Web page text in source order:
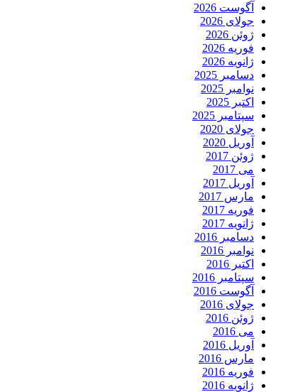
آگوست 2026
جولای 2026
ژوئن 2026
فوریه 2026
ژانویه 2026
دسامبر 2025
نوامبر 2025
اکتبر 2025
سپتامبر 2025
جولای 2020
آوریل 2020
ژوئن 2017
می 2017
آوریل 2017
مارس 2017
فوریه 2017
ژانویه 2017
دسامبر 2016
نوامبر 2016
اکتبر 2016
سپتامبر 2016
آگوست 2016
جولای 2016
ژوئن 2016
می 2016
آوریل 2016
مارس 2016
فوریه 2016
ژانویه 2016